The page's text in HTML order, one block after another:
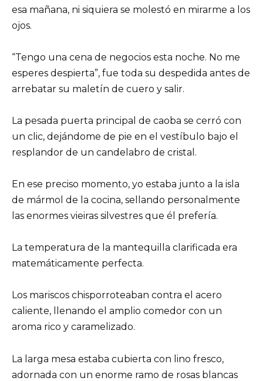
esa mañana, ni siquiera se molestó en mirarme a los
ojos.
“Tengo una cena de negocios esta noche. No me
esperes despierta”, fue toda su despedida antes de
arrebatar su maletín de cuero y salir.
La pesada puerta principal de caoba se cerró con
un clic, dejándome de pie en el vestíbulo bajo el
resplandor de un candelabro de cristal.
En ese preciso momento, yo estaba junto a la isla
de mármol de la cocina, sellando personalmente
las enormes vieiras silvestres que él prefería.
La temperatura de la mantequilla clarificada era
matemáticamente perfecta.
Los mariscos chisporroteaban contra el acero
caliente, llenando el amplio comedor con un
aroma rico y caramelizado.
La larga mesa estaba cubierta con lino fresco,
adornada con un enorme ramo de rosas blancas